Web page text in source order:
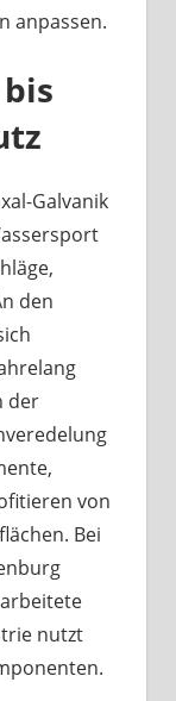
anpassen.
Galvanik
den
der
von
Bei
nutzt